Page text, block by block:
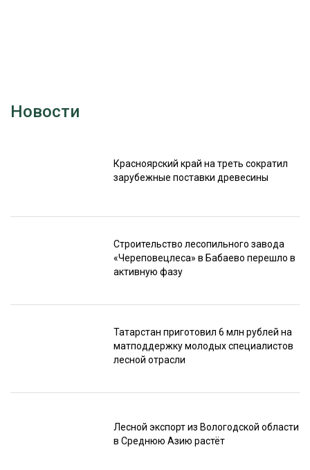
Новости
Красноярский край на треть сократил
зарубежные поставки древесины
Строительство лесопильного завода
«Череповецлеса» в Бабаево перешло в
активную фазу
Татарстан приготовил 6 млн рублей на
матподдержку молодых специалистов
лесной отрасли
Лесной экспорт из Вологодской области
в Среднюю Азию растёт